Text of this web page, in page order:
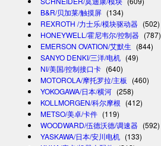
B&R/贝加莱/触摸屏 (134)
REXROTH /力士乐/模块驱动器 (502)
HONEYWELL/霍尼韦尔/控制器 (787)
EMERSON OVATION/艾默生 (844)
SANYO DENKI/三洋/电机 (49)
NI/美国/控制接口卡 (640)
MOTOROLA/摩托罗拉/主板 (460)
YOKOGAWA/日本/横河 (258)
KOLLMORGEN/科尔摩根 (412)
METSO/美卓/卡件 (119)
WOODWARD/伍德沃德/调速器 (592)
YASKAWA/日本/安川电机 (133)